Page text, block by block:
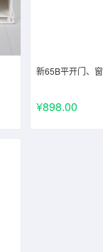
新65B平开门、窗
¥898.00